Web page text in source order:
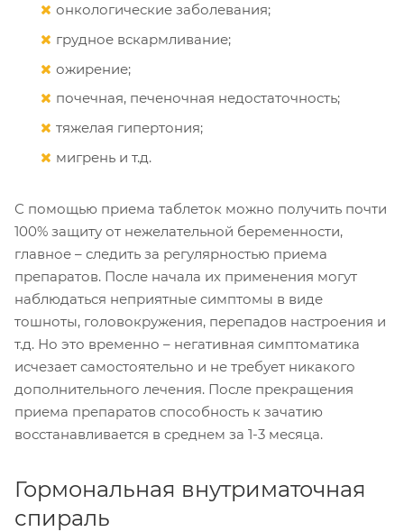
онкологические заболевания;
грудное вскармливание;
ожирение;
почечная, печеночная недостаточность;
тяжелая гипертония;
мигрень и т.д.
С помощью приема таблеток можно получить почти
100% защиту от нежелательной беременности,
главное – следить за регулярностью приема
препаратов. После начала их применения могут
наблюдаться неприятные симптомы в виде
тошноты, головокружения, перепадов настроения и
т.д. Но это временно – негативная симптоматика
исчезает самостоятельно и не требует никакого
дополнительного лечения. После прекращения
приема препаратов способность к зачатию
восстанавливается в среднем за 1-3 месяца.
Гормональная внутриматочная
спираль